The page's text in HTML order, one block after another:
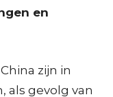
en
zijn in
als gevolg van